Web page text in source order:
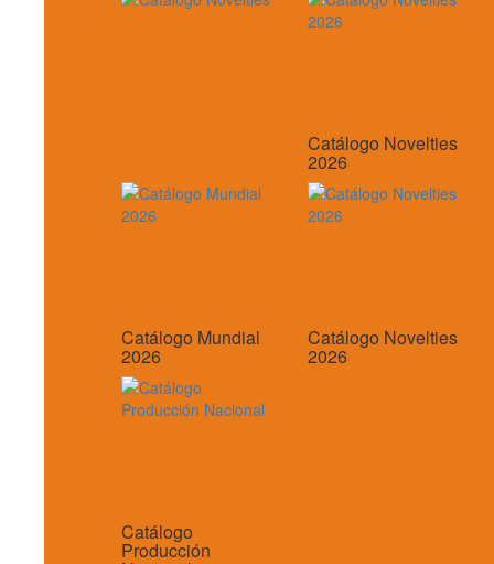
Catálogo Novelties
2026
Catálogo Mundial
2026
Catálogo Novelties
2026
Catálogo
Producción